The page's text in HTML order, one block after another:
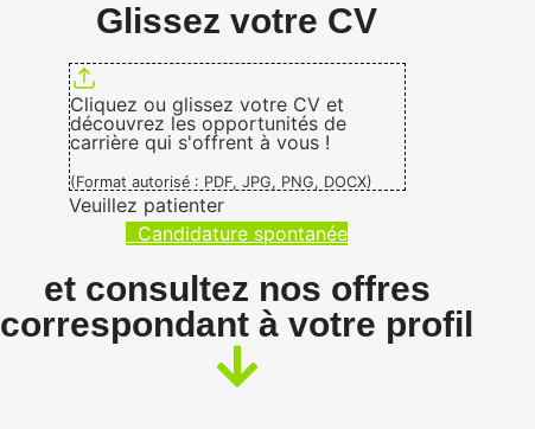
Glissez votre CV
Cliquez ou glissez votre CV et
découvrez les opportunités de
carrière qui s'offrent à vous !
(Format autorisé : PDF, JPG, PNG, DOCX)
Veuillez patienter
Candidature spontanée
et consultez nos offres
correspondant à votre profil